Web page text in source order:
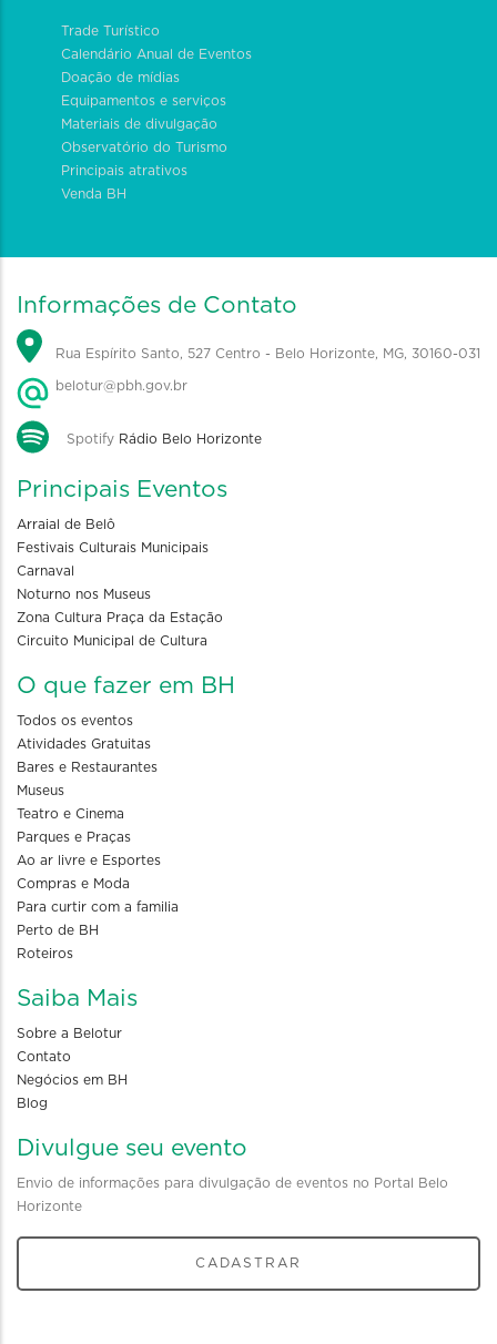
Trade Turístico
Calendário Anual de Eventos
Doação de mídias
Equipamentos e serviços
Materiais de divulgação
Observatório do Turismo
Principais atrativos
Venda BH
Informações de Contato
Rua Espírito Santo, 527 Centro - Belo Horizonte, MG, 30160-031
belotur@pbh.gov.br
Spotify Rádio Belo Horizonte
Principais Eventos
Arraial de Belô
Festivais Culturais Municipais
Carnaval
Noturno nos Museus
Zona Cultura Praça da Estação
Circuito Municipal de Cultura
O que fazer em BH
Todos os eventos
Atividades Gratuitas
Bares e Restaurantes
Museus
Teatro e Cinema
Parques e Praças
Ao ar livre e Esportes
Compras e Moda
Para curtir com a familia
Perto de BH
Roteiros
Saiba Mais
Sobre a Belotur
Contato
Negócios em BH
Blog
Divulgue seu evento
Envio de informações para divulgação de eventos no Portal Belo
Horizonte
CADASTRAR